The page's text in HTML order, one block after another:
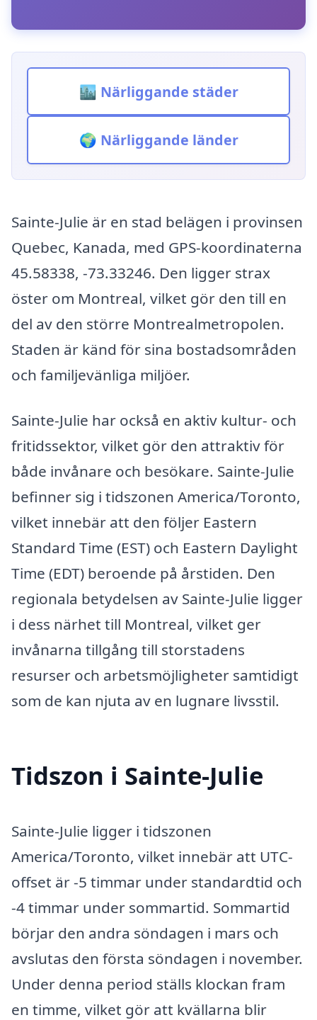
🏙️ Närliggande städer
🌍 Närliggande länder
Sainte-Julie är en stad belägen i provinsen
Quebec, Kanada, med GPS-koordinaterna
45.58338, -73.33246. Den ligger strax
öster om Montreal, vilket gör den till en
del av den större Montrealmetropolen.
Staden är känd för sina bostadsområden
och familjevänliga miljöer.
Sainte-Julie har också en aktiv kultur- och
fritidssektor, vilket gör den attraktiv för
både invånare och besökare. Sainte-Julie
befinner sig i tidszonen America/Toronto,
vilket innebär att den följer Eastern
Standard Time (EST) och Eastern Daylight
Time (EDT) beroende på årstiden. Den
regionala betydelsen av Sainte-Julie ligger
i dess närhet till Montreal, vilket ger
invånarna tillgång till storstadens
resurser och arbetsmöjligheter samtidigt
som de kan njuta av en lugnare livsstil.
Tidszon i Sainte-Julie
Sainte-Julie ligger i tidszonen
America/Toronto, vilket innebär att UTC-
offset är -5 timmar under standardtid och
-4 timmar under sommartid. Sommartid
börjar den andra söndagen i mars och
avslutas den första söndagen i november.
Under denna period ställs klockan fram
en timme, vilket gör att kvällarna blir